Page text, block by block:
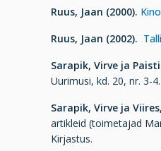
Ruus, Jaan (2000).
Ruus, Jaan (2002).
Sarapik, Virve ja
Uurimusi, kd. 20, nr. 3-
Sarapik, Virve ja
artikleid (toimetajad
Kirjastus.